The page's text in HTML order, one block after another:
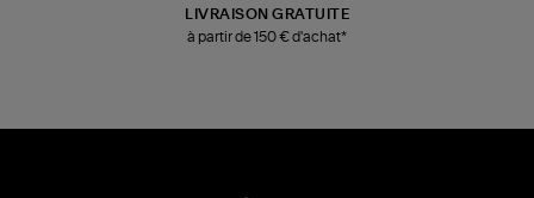
LIVRAISON GRATUITE
à partir de 150 € d'achat*